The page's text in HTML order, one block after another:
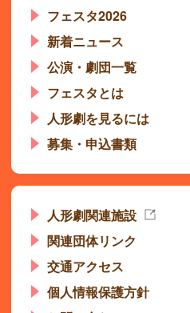
フェスタ2026
新着ニュース
公演・劇団一覧
フェスタとは
人形劇を見るには
募集・申込書類
人形劇関連施設
関連団体リンク
交通アクセス
個人情報保護方針